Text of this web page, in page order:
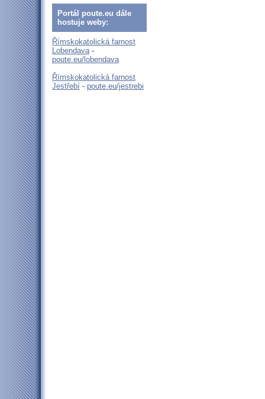
Portál poute.eu dále
hostuje weby:
Římskokatolická farnost
Lobendava-
poute.eu/lobendava
Římskokatolická farnost
Jestřebí - poute.eu/jestrebi